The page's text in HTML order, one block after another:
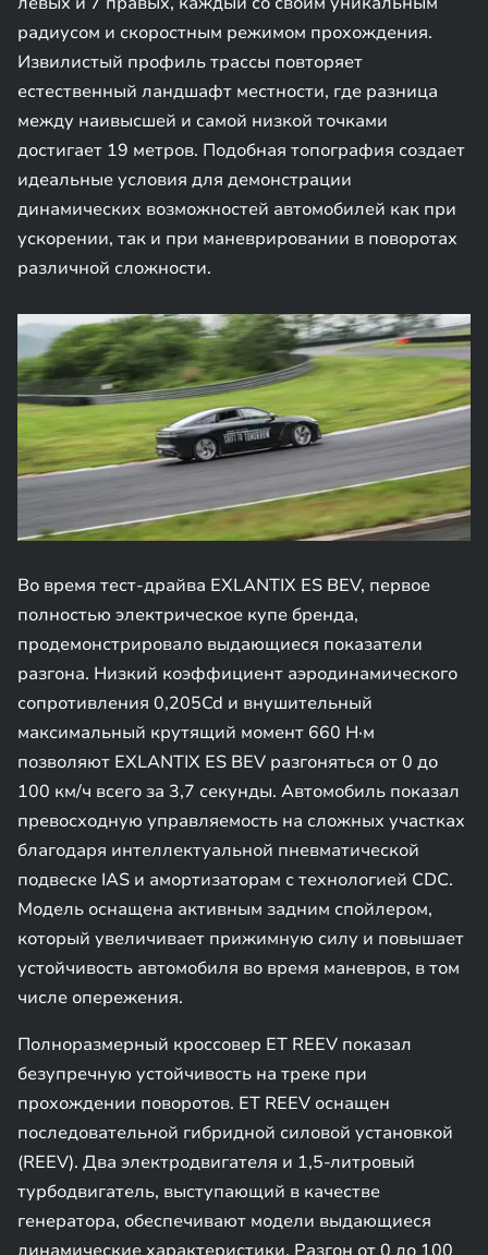
радиусом и скоростным режимом прохождения.
Извилистый профиль трассы повторяет
естественный ландшафт местности, где разница
между наивысшей и самой низкой точками
достигает 19 метров. Подобная топография создает
идеальные условия для демонстрации
динамических возможностей автомобилей как при
ускорении, так и при маневрировании в поворотах
различной сложности.
Во время тест-драйва EXLANTIX ES BEV, первое
полностью электрическое купе бренда,
продемонстрировало выдающиеся показатели
разгона. Низкий коэффициент аэродинамического
сопротивления 0,205Cd и внушительный
максимальный крутящий момент 660 Н·м
позволяют EXLANTIX ES BEV разгоняться от 0 до
100 км/ч всего за 3,7 секунды. Автомобиль показал
превосходную управляемость на сложных участках
благодаря интеллектуальной пневматической
подвеске IAS и амортизаторам с технологией CDC.
Модель оснащена активным задним спойлером,
который увеличивает прижимную силу и повышает
устойчивость автомобиля во время маневров, в том
числе опережения.
Полноразмерный кроссовер ET REEV показал
безупречную устойчивость на треке при
прохождении поворотов. ET REEV оснащен
последовательной гибридной силовой установкой
(REEV). Два электродвигателя и 1,5-литровый
турбодвигатель, выступающий в качестве
генератора, обеспечивают модели выдающиеся